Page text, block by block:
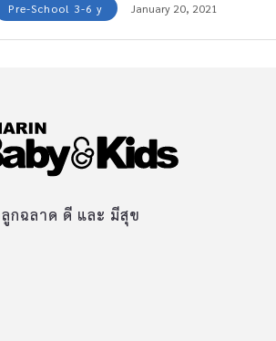
Pre-School 3-6 y January 20, 2021
กฉลาด ดี และ มีสุข